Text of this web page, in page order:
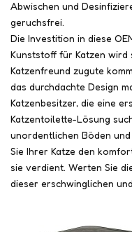
Abwischen und
geruchsfrei.
Die Investition in diese
Kunststoff für Katzen wird
Katzenfreund zugute
das durchdachte Design
Katzenbesitzer, die eine
Katzentoilette-Lösung
unordentlichen Böden
Sie Ihrer Katze den
sie verdient. Werten Sie
dieser erschwinglichen